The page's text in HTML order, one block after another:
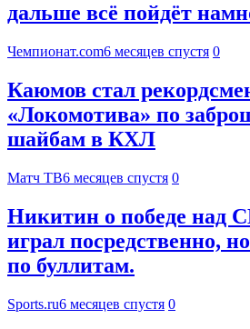
дальше всё пойдёт
Чемпионат.com6 месяцев спустя 0
Каюмов стал
«Локомотива» по
шайбам в КХЛ
Матч ТВ6 месяцев спустя 0
Никитин о победе
играл посредственно,
по буллитам.
Sports.ru6 месяцев спустя 0